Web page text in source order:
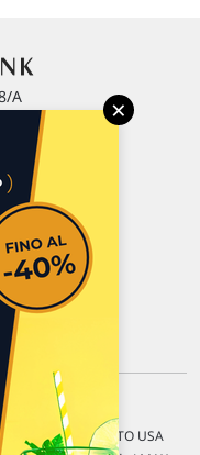
A
15 min. / MERCATO USA
×